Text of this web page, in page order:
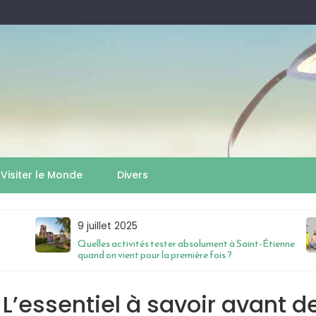
Visiter le Monde Divers
9 juillet 2025
Quelles activités tester absolument à Saint-Étienne
quand on vient pour la première fois ?
à savoir avant